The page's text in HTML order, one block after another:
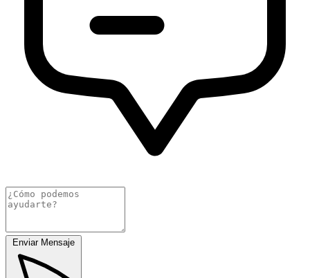
Enviar Mensaje